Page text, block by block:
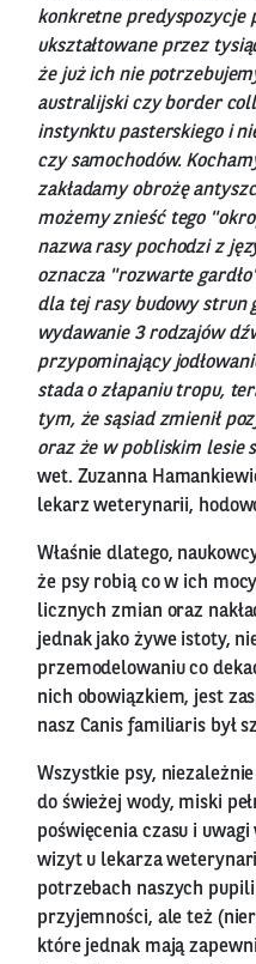
konkretne predyspozycje
ukształtowane przez
że już ich nie
australijski czy border
instynktu pasterskiego i
czy samochodów.
zakładamy obrożę
możemy znieść tego
nazwa rasy pochodzi z
oznacza "rozwarte
dla tej rasy budowy strun
wydawanie 3 rodzajów
przypominający
stada o złapaniu tropu,
tym, że sąsiad zmienił
oraz że w pobliskim lesie
wet. Zuzanna
lekarz weterynarii,
Właśnie dlatego,
że psy robią co w ich
licznych zmian oraz
jednak jako żywe istoty,
przemodelowaniu co
nich obowiązkiem, jest
nasz Canis familiaris był
Wszystkie psy,
do świeżej wody, miski
poświęcenia czasu i
wizyt u lekarza
potrzebach naszych
przyjemności, ale też
które jednak mają